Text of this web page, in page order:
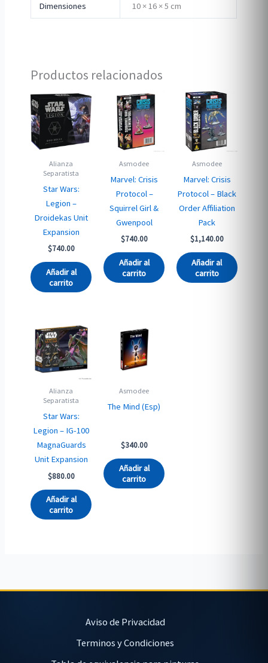
Dimensiones 10 × 16 × 5 cm
Productos relacionados
Alianza
Separatista
Star Wars:
Legion –
Droidekas Unit
Expansion
$740.00
Añadir al
carrito
Asmodee
Marvel: Crisis
Protocol –
Squirrel Girl &
Gwenpool
$740.00
Añadir al
carrito
Asmodee
Marvel: Crisis
Protocol – Black
Order Affiliation
Pack
$1,140.00
Añadir al
carrito
Alianza
Separatista
Star Wars:
Legion – IG-100
MagnaGuards
Unit Expansion
$880.00
Añadir al
carrito
Asmodee
The Mind (Esp)
$340.00
Añadir al
carrito
Aviso de Privacidad
Terminos y Condiciones